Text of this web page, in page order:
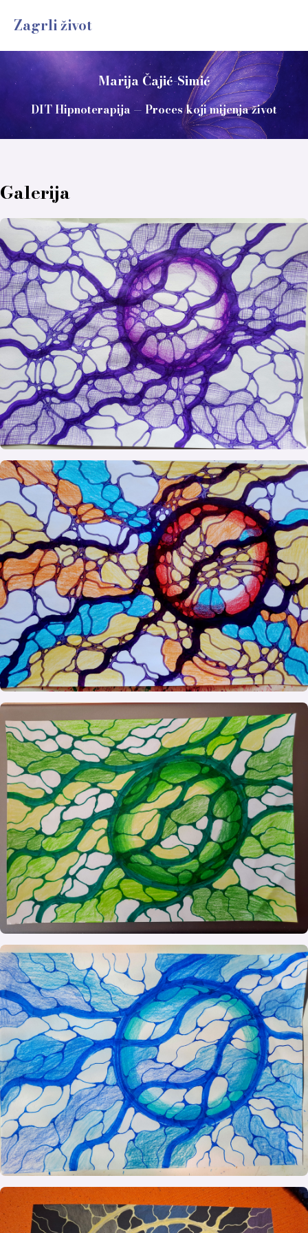
Zagrli život
Marija Čajić-Simić
DIT Hipnoterapija — Proces koji mijenja život
Galerija